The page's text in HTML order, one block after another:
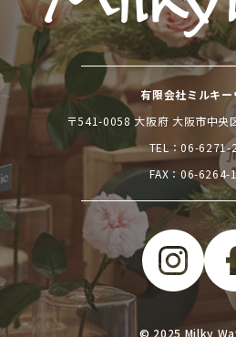
有限会社ミルキー
〒541-0058 大阪府 大阪市中央
TEL：06-6271-
FAX：06-6264-
© 2025 Milky